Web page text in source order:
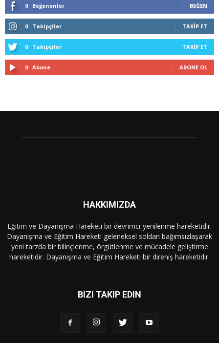
0 Beğenenler BEĞEN
0 Takipçiler TAKIP ET
0 Takipçiler TAKIP ET
0 Abone ABONE OL
HAKKIMIZDA
Eğitim ve Dayanışma Hareketi bir devrimci-yenilenme hareketidir.
Dayanışma ve Eğitim Hareketi geleneksel soldan bağımsızlaşarak
yeni tarzda bir bilinçlenme, örgütlenme ve mücadele geliştirme
hareketidir. Dayanışma ve Eğitim Hareketi bir direniş hareketidir.
BIZI TAKIP EDIN